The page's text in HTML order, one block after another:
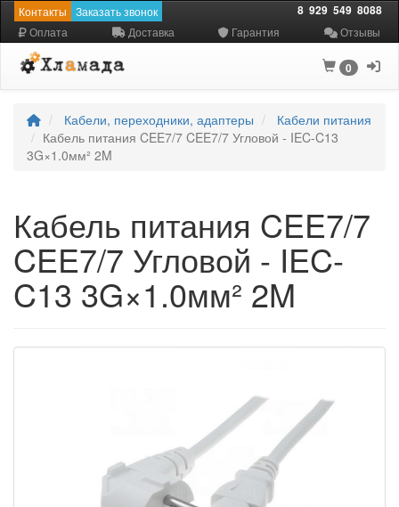
Контакты Заказать звонок 8 929 549 8088
Оплата Доставка Гарантия Отзывы
0
Кабели, переходники, адаптеры
Кабели питания
Кабель питания CEE7/7 CEE7/7 Угловой - IEC-C13
3G×1.0мм² 2M
Кабель питания CEE7/7
CEE7/7 Угловой - IEC-
C13 3G×1.0мм² 2M